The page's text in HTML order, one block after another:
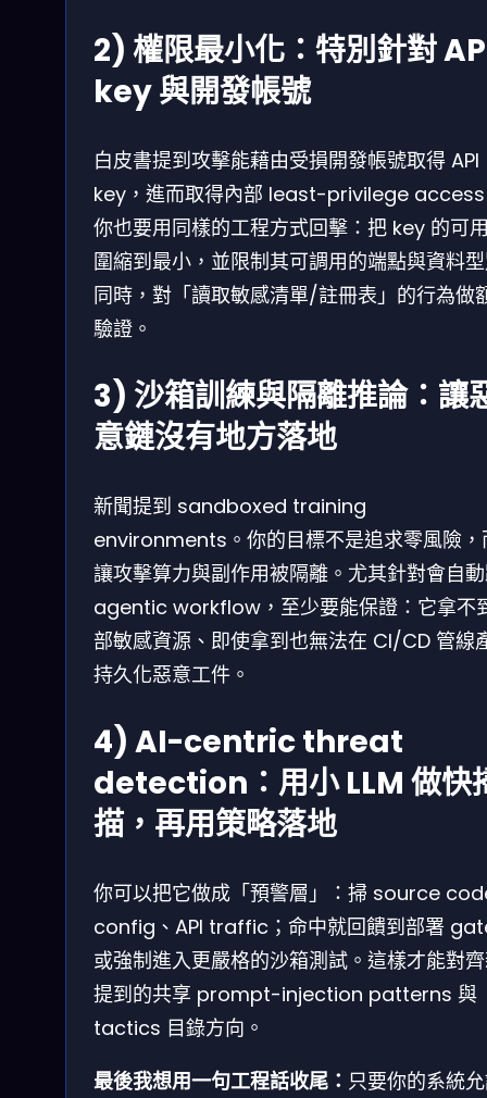
2) 權限最小化：特別針對
key 與開發帳號
白皮書提到攻擊能藉由受損開發帳號取得 API
key，進而取得內部 least-privilege
你也要用同樣的工程方式回擊：把 key 的可
圍縮到最小，並限制其可調用的端點與資料
同時，對「讀取敏感清單/註冊表」的行為做
驗證。
3) 沙箱訓練與隔離推論：讓
意鏈沒有地方落地
新聞提到 sandboxed training
environments。你的目標不是追求零風險，
讓攻擊算力與副作用被隔離。尤其針對會自
agentic workflow，至少要能保證：它拿不
部敏感資源、即使拿到也無法在 CI/CD 管線
持久化惡意工件。
4) AI-centric threat
detection：用小 LLM 做快
描，再用策略落地
你可以把它做成「預警層」：掃 source
config、API traffic；命中就回饋到部署
或強制進入更嚴格的沙箱測試。這樣才能對
提到的共享 prompt-injection patterns 與
tactics 目錄方向。
最後我想用一句工程話收尾： 只要你的系統